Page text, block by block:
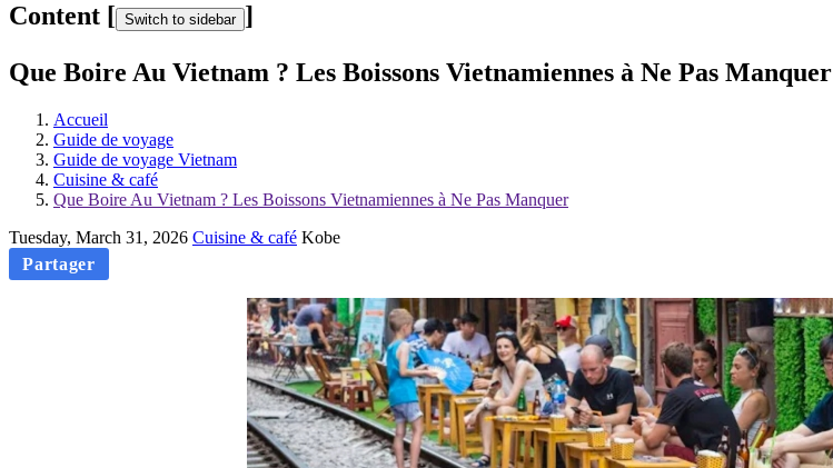
Content [ Switch to sidebar ]
Que Boire Au Vietnam ? Les Boissons Vietnamiennes à Ne Pas Manquer
Accueil
Guide de voyage
Guide de voyage Vietnam
Cuisine & café
Que Boire Au Vietnam ? Les Boissons Vietnamiennes à Ne Pas Manquer
Tuesday, March 31, 2026 Cuisine & café Kobe
Partager